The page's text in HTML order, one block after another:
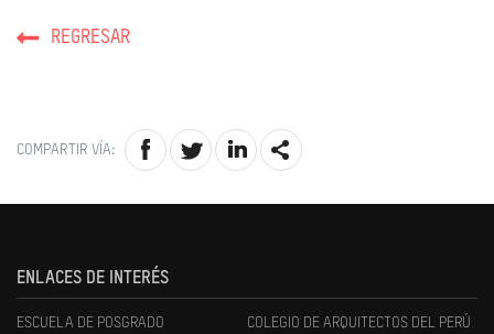
REGRESAR
COMPARTIR VÍA:
ENLACES DE INTERÉS
ESCUELA DE POSGRADO COLEGIO DE ARQUITECTOS DEL PERÚ